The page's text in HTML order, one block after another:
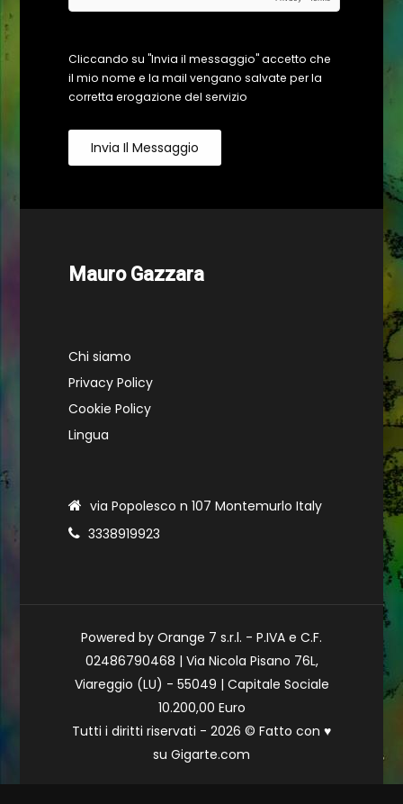
Cliccando su "Invia il messaggio" accetto che
il mio nome e la mail vengano salvate per la
corretta erogazione del servizio
Invia Il Messaggio
Mauro Gazzara
Chi siamo
Privacy Policy
Cookie Policy
Lingua
via Popolesco n 107 Montemurlo Italy
3338919923
Powered by Orange 7 s.r.l. - P.IVA e C.F.
02486790468 | Via Nicola Pisano 76L,
Viareggio (LU) - 55049 | Capitale Sociale
10.200,00 Euro
Tutti i diritti riservati - 2026 © Fatto con ♥
su Gigarte.com